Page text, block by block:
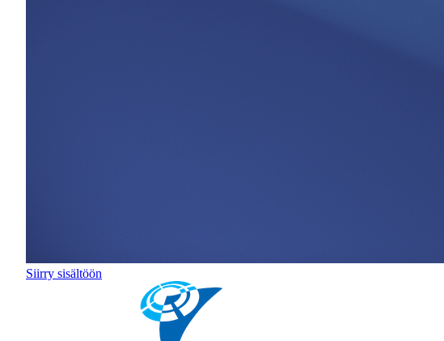
Siirry sisältöön